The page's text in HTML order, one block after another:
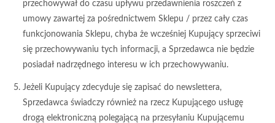
przechowywał do czasu upływu przedawnienia roszczeń z
umowy zawartej za pośrednictwem Sklepu / przez cały czas
funkcjonowania Sklepu, chyba że wcześniej Kupujący sprzeciwi
się przechowywaniu tych informacji, a Sprzedawca nie będzie
posiadał nadrzędnego interesu w ich przechowywaniu.
Jeżeli Kupujący zdecyduje się zapisać do newslettera,
Sprzedawca świadczy również na rzecz Kupującego usługę
drogą elektroniczną polegającą na przesyłaniu Kupującemu